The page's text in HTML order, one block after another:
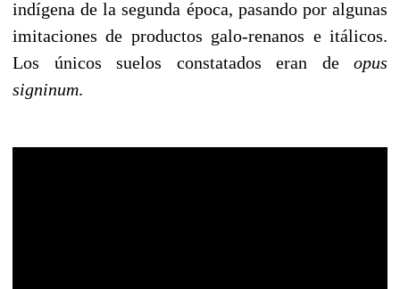
indígena de la segunda época, pasando por algunas
imitaciones de productos galo-renanos e itálicos.
Los únicos suelos constatados eran de opus
signinum.